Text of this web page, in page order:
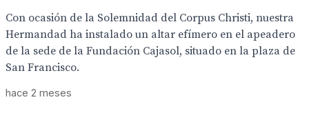
Con ocasión de la Solemnidad del Corpus Christi, nuestra
Hermandad ha instalado un altar efímero en el apeadero
de la sede de la Fundación Cajasol, situado en la plaza de
San Francisco.
hace 2 meses